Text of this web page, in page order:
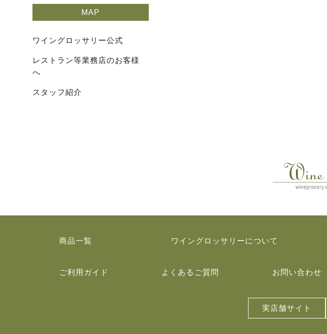
MAP
ワイングロッサリー公式
レストラン等業務店のお客様
へ
スタッフ紹介
商品一覧 ワイングロッサリーについて
ご利用ガイド よくあるご質問 お問い合わせ
実店舗サイト